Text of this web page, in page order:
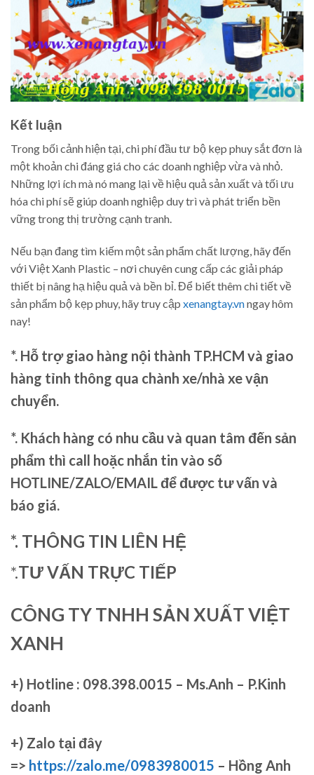
Kết luận
Trong bối cảnh hiện tại, chi phí đầu tư bộ kẹp phuy sắt đơn là
một khoản chi đáng giá cho các doanh nghiệp vừa và nhỏ.
Những lợi ích mà nó mang lại về hiệu quả sản xuất và tối ưu
hóa chi phí sẽ giúp doanh nghiệp duy trì và phát triển bền
vững trong thị trường cạnh tranh.
Nếu bạn đang tìm kiếm một sản phẩm chất lượng, hãy đến
với Việt Xanh Plastic – nơi chuyên cung cấp các giải pháp
thiết bị nâng hạ hiệu quả và bền bỉ. Để biết thêm chi tiết về
sản phẩm bộ kẹp phuy, hãy truy cập xenangtay.vnngay hôm
nay!
*. Hỗ trợ giao hàng nội thành TP.HCM và giao
hàng tỉnh thông qua chành xe/nhà xe vận
chuyển.
*. Khách hàng có nhu cầu và quan tâm đến sản
phẩm thì call hoặc nhắn tin vào số
HOTLINE/ZALO/EMAIL để được tư vấn và
báo giá.
*. THÔNG TIN LIÊN HỆ
*.TƯ VẤN TRỰC TIẾP
CÔNG TY TNHH SẢN XUẤT VIỆT
XANH
+) Hotline : 098.398.0015 – Ms.Anh – P.Kinh
doanh
+) Zalo tại đây
=> https://zalo.me/0983980015 – Hồng Anh